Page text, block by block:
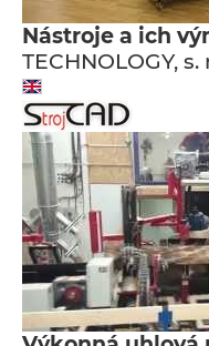
Nástroje a ich
TECHNOLOGY, s.